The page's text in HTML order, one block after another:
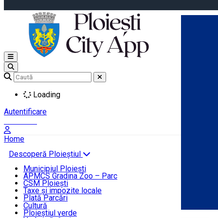
Open main menu
Loading
Autentificare
Home
Descoperă Ploieștiul
Agenda evenimentelor
Știri Primărie
Turist în Ploiești
Contact
Municipiul Ploiești
APMCS Gradina Zoo – Parc
CSM Ploiești
Taxe și impozite locale
Plată Parcări
Cultură
Ploieștiul verde